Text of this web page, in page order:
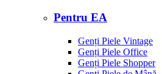
Pentru EA
Genți Piele Vintage
Genți Piele Office
Genți Piele Shopper